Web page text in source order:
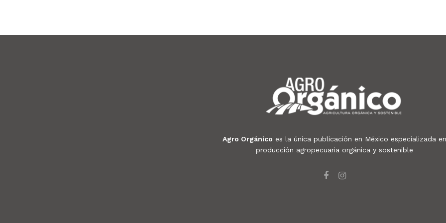
Agro Orgánico es la única publicación en México especializada en
producción agropecuaria orgánica y sostenible